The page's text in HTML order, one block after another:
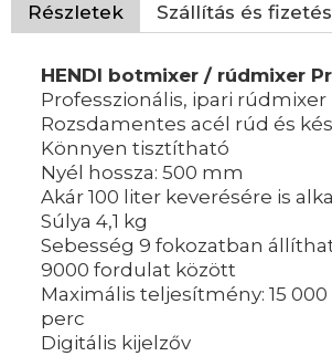
Részletek Szállítás és fizetés
HENDI botmixer / rúdmixer
Professzionális, ipari rúdmixer
Rozsdamentes acél rúd és kés
Könnyen tisztítható
Nyél hossza: 500 mm
Akár 100 liter keverésére is
Súlya 4,1 kg
Sebesség 9 fokozatban
9000 fordulat között
Maximális teljesítmény: 15
perc
Digitális kijelzőv